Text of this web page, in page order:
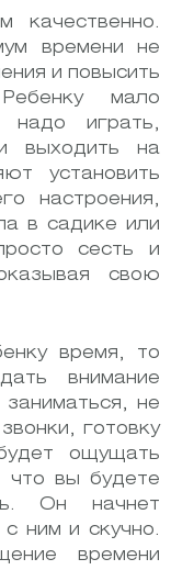
качественно.
времени не
и повысить
мало
играть,
выходить на
установить
настроения,
в садике или
сесть и
свою
время, то
внимание
не
готовку
ощущать
что вы будете
Он начнет
ним и скучно.
времени